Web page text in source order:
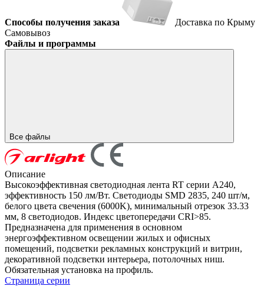
Способы получения заказа
Доставка по Крыму
Самовывоз
Файлы и программы
Все файлы
Описание
Высокоэффективная светодиодная лента RT серии A240,
эффективность 150 лм/Вт. Светодиоды SMD 2835, 240 шт/м,
белого цвета свечения (6000K), минимальный отрезок 33.33
мм, 8 светодиодов. Индекс цветопередачи CRI>85.
Предназначена для применения в основном
энергоэффективном освещении жилых и офисных
помещений, подсветки рекламных конструкций и витрин,
декоративной подсветки интерьера, потолочных ниш.
Обязательная установка на профиль.
Страница серии